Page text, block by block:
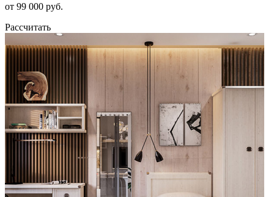
от 99 000 руб.
Рассчитать